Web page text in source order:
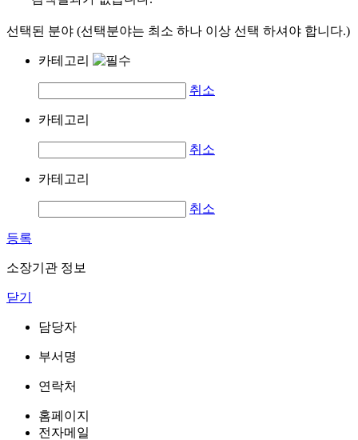
선택된 분야 (선택분야는 최소 하나 이상 선택 하셔야 합니다.)
카테고리
취소
카테고리
취소
카테고리
취소
등록
소장기관 정보
닫기
담당자
부서명
연락처
홈페이지
전자메일